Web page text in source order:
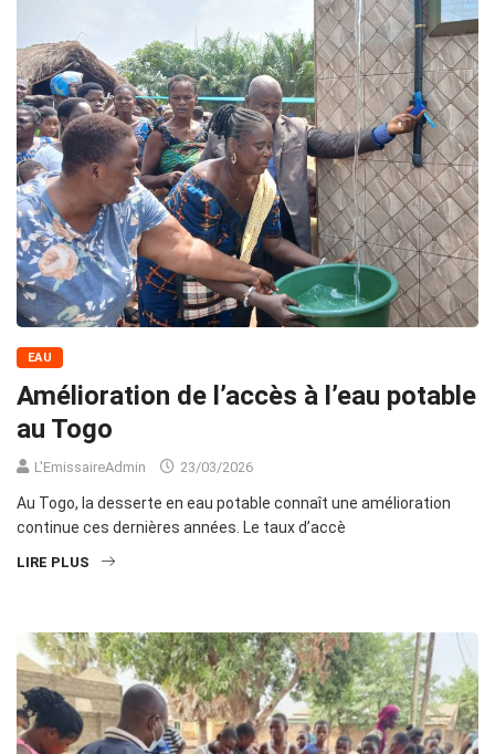
EAU
Amélioration de l’accès à l’eau potable
au Togo
L'EmissaireAdmin 23/03/2026
Au Togo, la desserte en eau potable connaît une amélioration
continue ces dernières années. Le taux d’accè
LIRE PLUS